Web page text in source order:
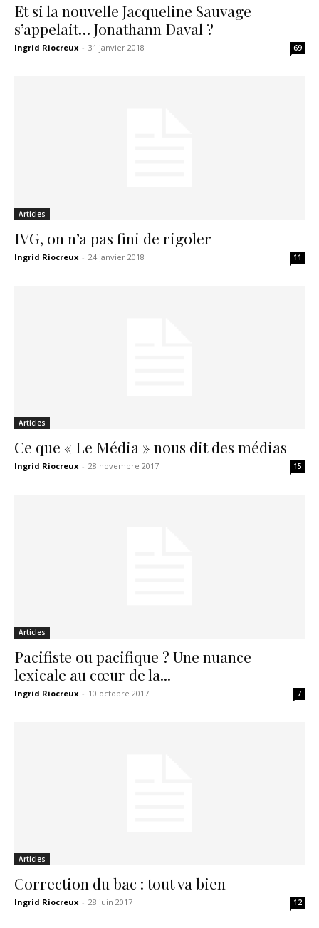
Et si la nouvelle Jacqueline Sauvage
s’appelait… Jonathann Daval ?
Ingrid Riocreux - 31 janvier 2018 69
Articles
IVG, on n’a pas fini de rigoler
Ingrid Riocreux - 24 janvier 2018 11
Articles
Ce que « Le Média » nous dit des médias
Ingrid Riocreux - 28 novembre 2017 15
Articles
Pacifiste ou pacifique ? Une nuance
lexicale au cœur de la...
Ingrid Riocreux - 10 octobre 2017 7
Articles
Correction du bac : tout va bien
Ingrid Riocreux - 28 juin 2017 12